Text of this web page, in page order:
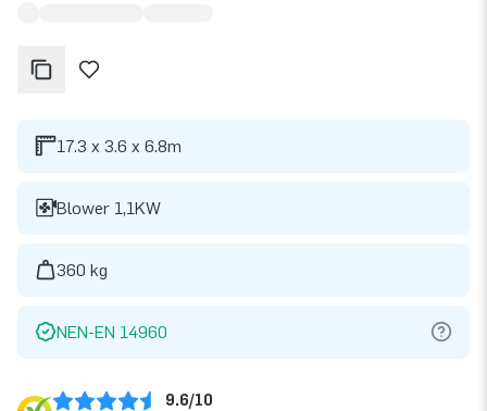
17.3 x 3.6 x 6.8m
Blower 1,1KW
360 kg
NEN-EN 14960
9.6/10